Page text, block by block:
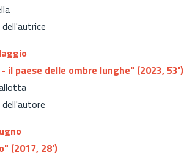
il paese delle ombre lunghe" (2023, 53')
(2017, 28')